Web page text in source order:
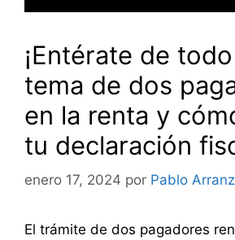
¡Entérate de
tema de dos
en la renta y
tu declaración
enero 17, 2024 por Pablo Arranz
El trámite de dos pagadores